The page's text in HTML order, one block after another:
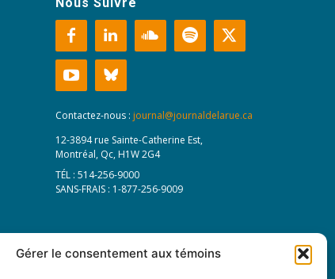
Gérer le consentement aux témoins
Contactez-nous : journal@journaldelarue.ca
12-3894 rue Sainte-Catherine Est,
Montréal, Qc, H1W 2G4
TÉL : 514-256-9000
SANS-FRAIS : 1-877-256-9009